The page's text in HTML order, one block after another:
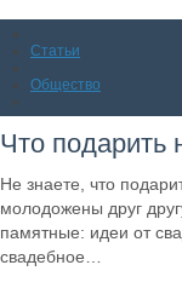
Статьи
Общество
Что подарить
Не знаете, что
молодожены друг
памятные: идеи от
свадебное…